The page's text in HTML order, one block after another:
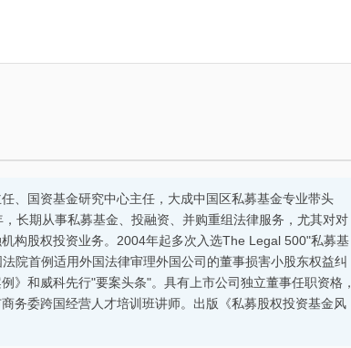
、国资基金研究中心主任，大成中国区私募基金专业带头
长期从事私募基金、投融资、并购重组法律服务，尤其对对
构股权投资业务。2004年起多次入选The Legal 500"私募基
院首例适用外国法律审理外国公司的董事损害小股东权益纠
》和威科先行"要案头条"。具有上市公司独立董事任职资格，
务委跨国经营人才培训班讲师。出版《私募股权投资基金风